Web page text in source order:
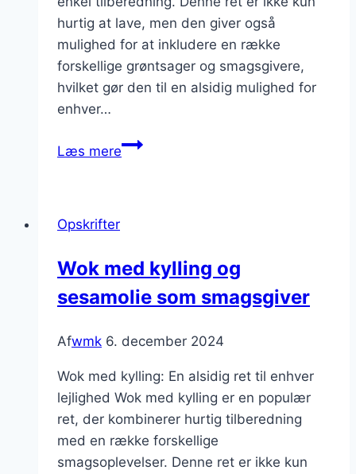
hurtig at lave, men den giver også
mulighed for at inkludere en række
forskellige grøntsager og smagsgivere,
hvilket gør den til en alsidig mulighed for
enhver…
Læs mereWok
Opskrifter
Wok med kylling og
sesamolie som smagsgiver
Afwmk 6. december 2024
Wok med kylling: En alsidig ret til enhver
lejlighed Wok med kylling er en populær
ret, der kombinerer hurtig tilberedning
med en række forskellige
smagsoplevelser. Denne ret er ikke kun